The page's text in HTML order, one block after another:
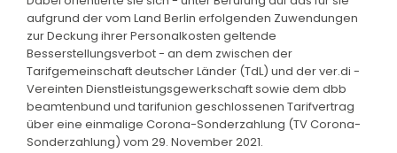
aufgrund der vom Land Berlin erfolgenden Zuwendungen
zur Deckung ihrer Personalkosten geltende
Besserstellungsverbot - an dem zwischen der
Tarifgemeinschaft deutscher Länder (TdL) und der ver.di -
Vereinten Dienstleistungsgewerkschaft sowie dem dbb
beamtenbund und tarifunion geschlossenen Tarifvertrag
über eine einmalige Corona-Sonderzahlung (TV Corona-
Sonderzahlung) vom 29. November 2021.